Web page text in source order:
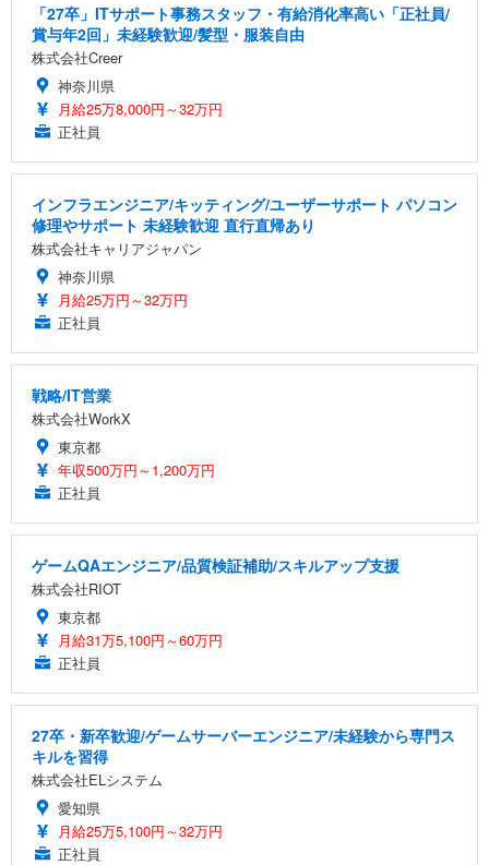
「27卒」ITサポート事務スタッフ・有給消化率高い「正社員/
賞与年2回」未経験歓迎/髪型・服装自由
株式会社Creer
神奈川県
月給25万8,000円～32万円
正社員
インフラエンジニア/キッティング/ユーザーサポート パソコン
修理やサポート 未経験歓迎 直行直帰あり
株式会社キャリアジャパン
神奈川県
月給25万円～32万円
正社員
戦略/IT営業
株式会社WorkX
東京都
年収500万円～1,200万円
正社員
ゲームQAエンジニア/品質検証補助/スキルアップ支援
株式会社RIOT
東京都
月給31万5,100円～60万円
正社員
27卒・新卒歓迎/ゲームサーバーエンジニア/未経験から専門ス
キルを習得
株式会社ELシステム
愛知県
月給25万5,100円～32万円
正社員